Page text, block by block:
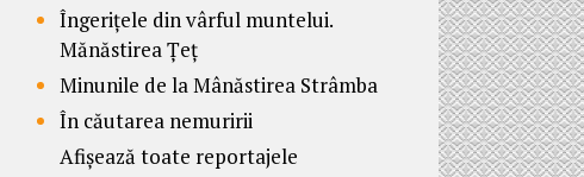
Îngerițele din vârful muntelui.
Mănăstirea Țeț
Minunile de la Mânăstirea Strâmba
În căutarea nemuririi
Afișează toate reportajele